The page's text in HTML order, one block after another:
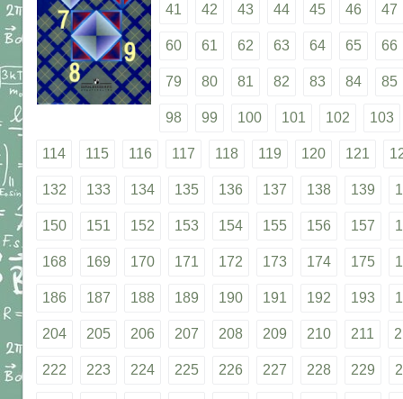
41 42 43 44 45 46 47
60 61 62 63 64 65 66
79 80 81 82 83 84 85
98 99 100 101 102 103
114 115 116 117 118 119 120 121
132 133 134 135 136 137 138 139
150 151 152 153 154 155 156 157
168 169 170 171 172 173 174 175
186 187 188 189 190 191 192 193
204 205 206 207 208 209 210 211
222 223 224 225 226 227 228 229